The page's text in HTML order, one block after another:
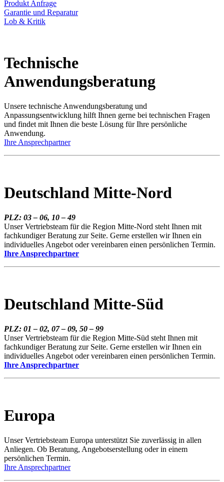
Produkt Anfrage
Garantie und Reparatur
Lob & Kritik
Technische
Anwendungsberatung
Unsere technische Anwendungsberatung und
Anpassungsentwicklung hilft Ihnen gerne bei technischen Fragen
und findet mit Ihnen die beste Lösung für Ihre persönliche
Anwendung.
Ihre Ansprechpartner
Deutschland Mitte-Nord
PLZ: 03 – 06, 10 – 49
Unser Vertriebsteam für die Region Mitte-Nord steht Ihnen mit
fachkundiger Beratung zur Seite. Gerne erstellen wir Ihnen ein
individuelles Angebot oder vereinbaren einen persönlichen Termin.
Ihre Ansprechpartner
Deutschland Mitte-Süd
PLZ: 01 – 02, 07 – 09, 50 – 99
Unser Vertriebsteam für die Region Mitte-Süd steht Ihnen mit
fachkundiger Beratung zur Seite. Gerne erstellen wir Ihnen ein
individuelles Angebot oder vereinbaren einen persönlichen Termin.
Ihre Ansprechpartner
Europa
Unser Vertriebsteam Europa unterstützt Sie zuverlässig in allen
Anliegen. Ob Beratung, Angebotserstellung oder in einem
persönlichen Termin.
Ihre Ansprechpartner